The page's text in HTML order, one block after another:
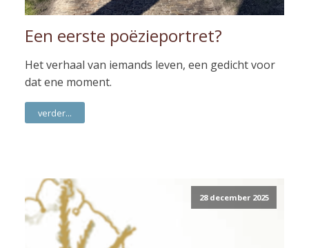
Een eerste poëzieportret?
Het verhaal van iemands leven, een gedicht voor
dat ene moment.
verder...
28 december 2025